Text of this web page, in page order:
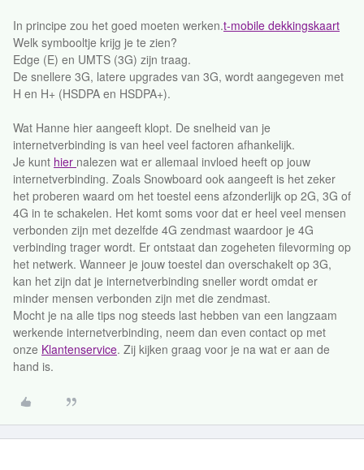
In principe zou het goed moeten werken.t-mobile dekkingskaart
Welk symbooltje krijg je te zien?
Edge (E) en UMTS (3G) zijn traag.
De snellere 3G, latere upgrades van 3G, wordt aangegeven met
H en H+ (HSDPA en HSDPA+).
Wat Hanne hier aangeeft klopt. De snelheid van je
internetverbinding is van heel veel factoren afhankelijk.
Je kunt hier nalezen wat er allemaal invloed heeft op jouw
internetverbinding. Zoals Snowboard ook aangeeft is het zeker
het proberen waard om het toestel eens afzonderlijk op 2G, 3G of
4G in te schakelen. Het komt soms voor dat er heel veel mensen
verbonden zijn met dezelfde 4G zendmast waardoor je 4G
verbinding trager wordt. Er ontstaat dan zogeheten filevorming op
het netwerk. Wanneer je jouw toestel dan overschakelt op 3G,
kan het zijn dat je internetverbinding sneller wordt omdat er
minder mensen verbonden zijn met die zendmast.
Mocht je na alle tips nog steeds last hebben van een langzaam
werkende internetverbinding, neem dan even contact op met
onze Klantenservice. Zij kijken graag voor je na wat er aan de
hand is.